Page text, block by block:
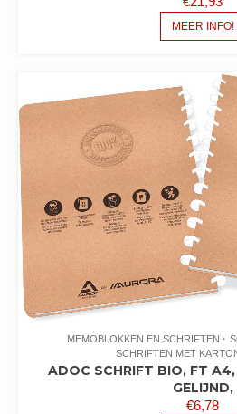
MEER INFO!
MEMOBLOKKEN EN SCHRIFTEN
SCHRIFTEN MET
ADOC SCHRIFT BIO, FT
GELIJND,
€6,78